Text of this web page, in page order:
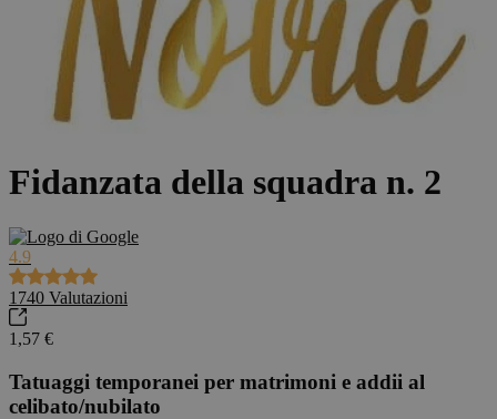
Fidanzata della squadra n. 2
4.9
1740 Valutazioni
1,57 €
Tatuaggi temporanei per matrimoni e addii al
celibato/nubilato